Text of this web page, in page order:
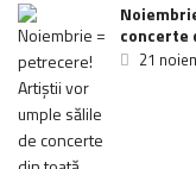
concerte
21